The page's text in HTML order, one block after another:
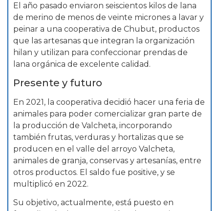
El año pasado enviaron seiscientos kilos de lana
de merino de menos de veinte micrones a lavar y
peinar a una cooperativa de Chubut, productos
que las artesanas que integran la organización
hilan y utilizan para confeccionar prendas de
lana orgánica de excelente calidad.
Presente y futuro
En 2021, la cooperativa decidió hacer una feria de
animales para poder comercializar gran parte de
la producción de Valcheta, incorporando
también frutas, verduras y hortalizas que se
producen en el valle del arroyo Valcheta,
animales de granja, conservas y artesanías, entre
otros productos. El saldo fue positive, y se
multiplicó en 2022.
Su objetivo, actualmente, está puesto en